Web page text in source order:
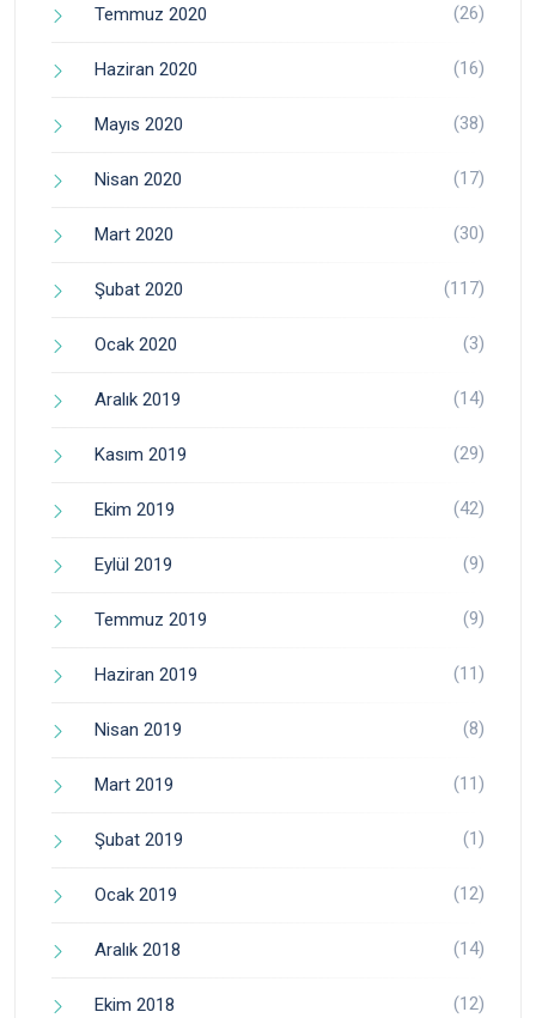
Temmuz 2020 (26)
Haziran 2020 (16)
Mayıs 2020 (38)
Nisan 2020 (17)
Mart 2020 (30)
Şubat 2020 (117)
Ocak 2020 (3)
Aralık 2019 (14)
Kasım 2019 (29)
Ekim 2019 (42)
Eylül 2019 (9)
Temmuz 2019 (9)
Haziran 2019 (11)
Nisan 2019 (8)
Mart 2019 (11)
Şubat 2019 (1)
Ocak 2019 (12)
Aralık 2018 (14)
Ekim 2018 (12)